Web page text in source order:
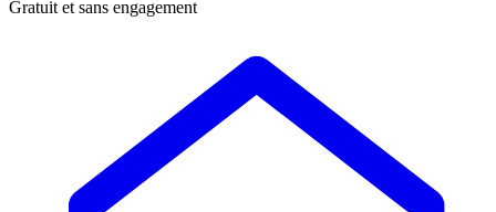
Gratuit et sans engagement